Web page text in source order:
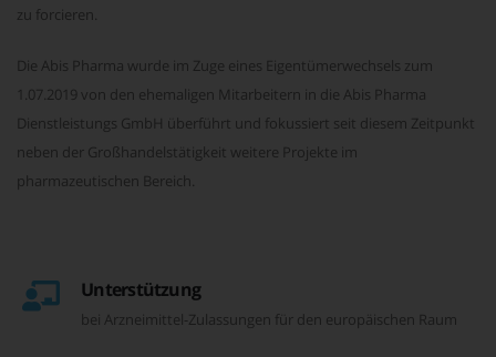
zu forcieren.
Die Abis Pharma wurde im Zuge eines Eigentümerwechsels zum
1.07.2019 von den ehemaligen Mitarbeitern in die Abis Pharma
Dienstleistungs GmbH überführt und fokussiert seit diesem Zeitpunkt
neben der Großhandelstätigkeit weitere Projekte im
pharmazeutischen Bereich.
Unterstützung
bei Arzneimittel-Zulassungen für den europäischen Raum